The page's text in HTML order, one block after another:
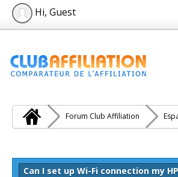
Hi, Guest
Forum Club Affiliation
Can I set up Wi-Fi connection my